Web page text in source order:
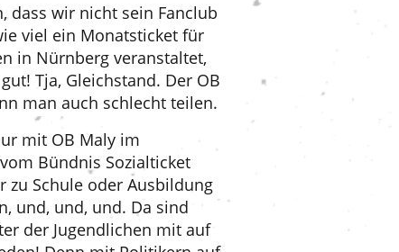
dass wir nicht sein Fanclub
viel ein Monatsticket für
in Nürnberg veranstaltet,
Tja, Gleichstand. Der OB
man auch schlecht teilen.
mit OB Maly im
Bündnis Sozialticket
zu Schule oder Ausbildung
und, und, und. Da sind
der Jugendlichen mit auf